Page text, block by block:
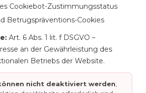
Cookiebot-Zustimmungsstatus
Betrugspräventions-Cookies
Art. 6 Abs. 1 lit. f DSGVO –
an der Gewährleistung des
Betriebs der Website.
nicht deaktiviert werden